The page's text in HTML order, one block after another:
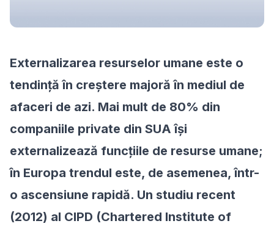
Externalizarea resurselor umane este o
tendință în creștere majoră în mediul de
afaceri de azi. Mai mult de 80% din
companiile private din SUA își
externalizează funcțiile de resurse umane;
în Europa trendul este, de asemenea, într-
o ascensiune rapidă. Un studiu recent
(2012) al CIPD (Chartered Institute of